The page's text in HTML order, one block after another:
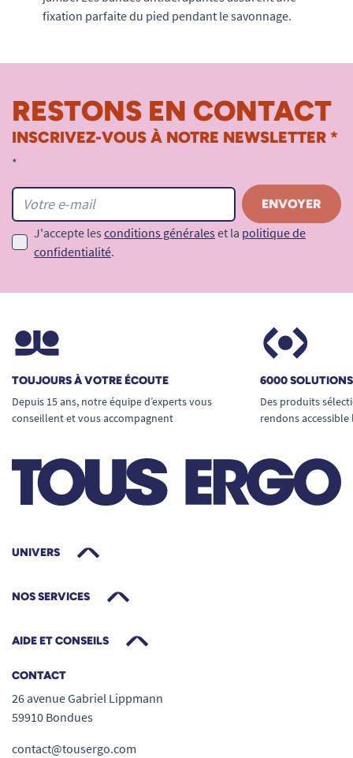
fixation parfaite du pied pendant le savonnage.
RESTONS EN CONTACT
INSCRIVEZ-VOUS À NOTRE NEWSLETTER *
*
J'accepte les conditions générales et la politique de
confidentialité.
TOUJOURS À VOTRE ÉCOUTE
Depuis 15 ans, notre équipe d’experts vous
conseillent et vous accompagnent
6000
Des produits
rendons
UNIVERS
NOS SERVICES
AIDE ET CONSEILS
CONTACT
26 avenue Gabriel Lippmann
59910 Bondues
contact@tousergo.com